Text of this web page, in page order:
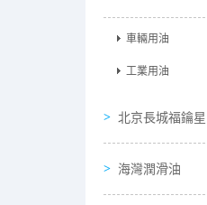
車輛用油
工業用油
北京長城福鑰星
海灣潤滑油